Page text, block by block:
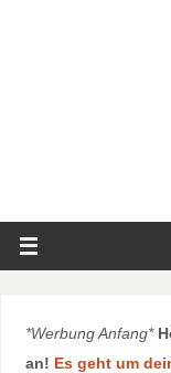
*Werbung Anfang*
an! Es geht um